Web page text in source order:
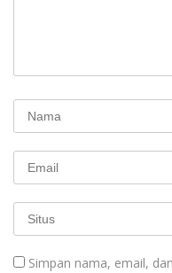
Simpan nama, email,